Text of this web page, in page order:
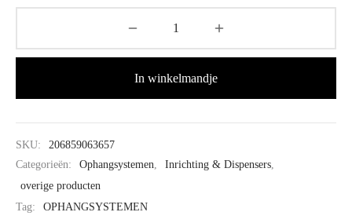
In winkelmandje
SKU:
206859063657
Categorieën:
Ophangsystemen, Inrichting & Dispensers,
overige producten
Tag:
OPHANGSYSTEMEN